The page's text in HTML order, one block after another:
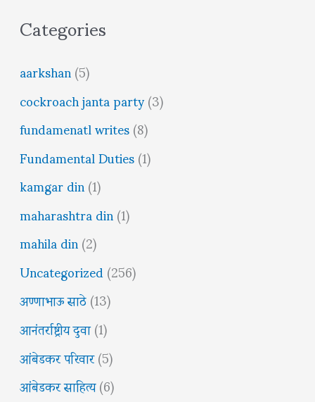
Categories
aarkshan(5)
cockroach janta party(3)
fundamenatl writes(8)
Fundamental Duties(1)
kamgar din(1)
maharashtra din(1)
mahila din(2)
Uncategorized(256)
अण्णाभाऊ साठे(13)
आनंतर्राष्ट्रीय दुवा(1)
आंबेडकर परिवार(5)
आंबेडकर साहित्य(6)